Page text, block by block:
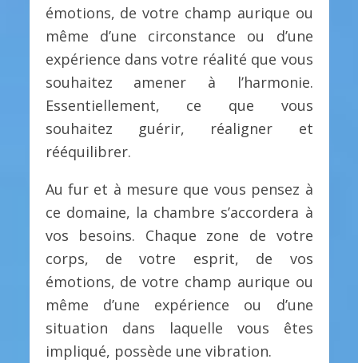
émotions, de votre champ aurique ou
même d’une circonstance ou d’une
expérience dans votre réalité que vous
souhaitez amener à l’harmonie.
Essentiellement, ce que vous
souhaitez guérir, réaligner et
rééquilibrer.
Au fur et à mesure que vous pensez à
ce domaine, la chambre s’accordera à
vos besoins. Chaque zone de votre
corps, de votre esprit, de vos
émotions, de votre champ aurique ou
même d’une expérience ou d’une
situation dans laquelle vous êtes
impliqué, possède une vibration.